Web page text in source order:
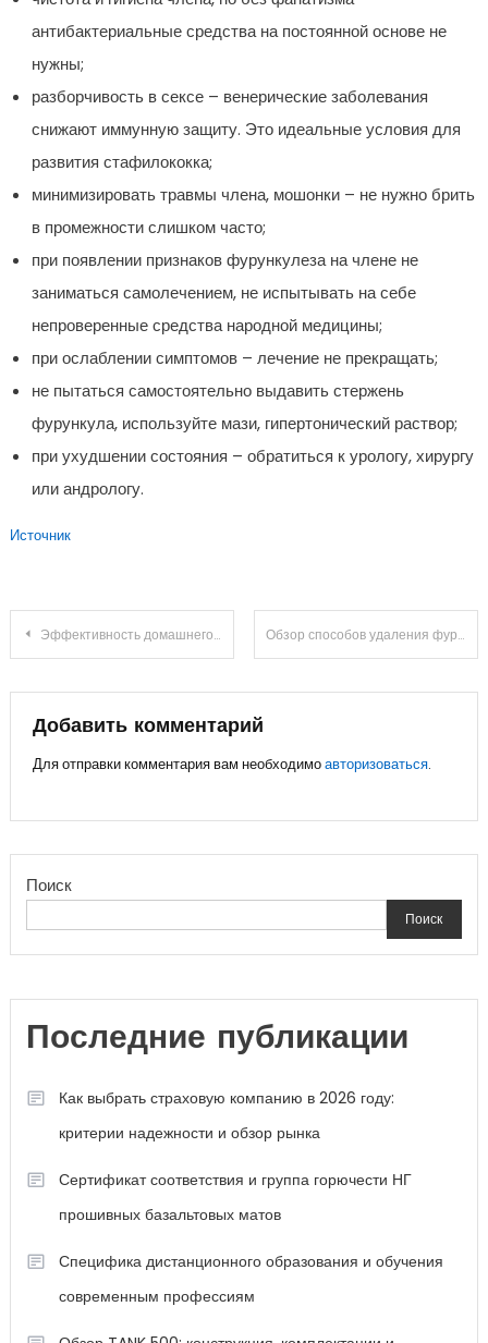
антибактериальные средства на постоянной основе не
нужны;
разборчивость в сексе – венерические заболевания
снижают иммунную защиту. Это идеальные условия для
развития стафилококка;
минимизировать травмы члена, мошонки – не нужно брить
в промежности слишком часто;
при появлении признаков фурункулеза на члене не
заниматься самолечением, не испытывать на себе
непроверенные средства народной медицины;
при ослаблении симптомов – лечение не прекращать;
не пытаться самостоятельно выдавить стержень
фурункула, используйте мази, гипертонический раствор;
при ухудшении состояния – обратиться к урологу, хирургу
или андрологу.
Источник
Навигация
записям
Эффективность домашнего лечения для устранения липомы на ноге Обзор способов удаления фурункулов разной локализации
Добавить комментарий
Для отправки комментария вам необходимоавторизоваться.
Поиск
Поиск
Последние публикации
Как выбрать страховую компанию в 2026 году:
критерии надежности и обзор рынка
Сертификат соответствия и группа горючести НГ
прошивных базальтовых матов
Специфика дистанционного образования и обучения
современным профессиям